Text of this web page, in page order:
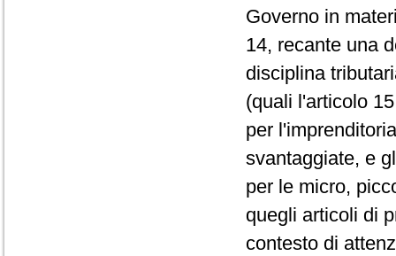
Governo in
14, recante una
disciplina
(quali l'articolo
per
svantaggiate, e
per le micro,
quegli articoli di
contesto di